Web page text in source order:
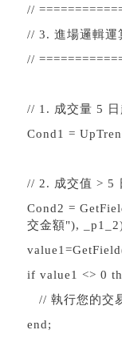
//
// 3. 進場邏輯運
//
// 1. 成交量 5 日
Cond1 =
// 2. 成交值 > 5
Cond2 =
交金額"),
if value1 <> 0
// 執行您的交
end;